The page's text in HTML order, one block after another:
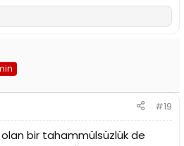
#19
bir tahammülsüzlük de